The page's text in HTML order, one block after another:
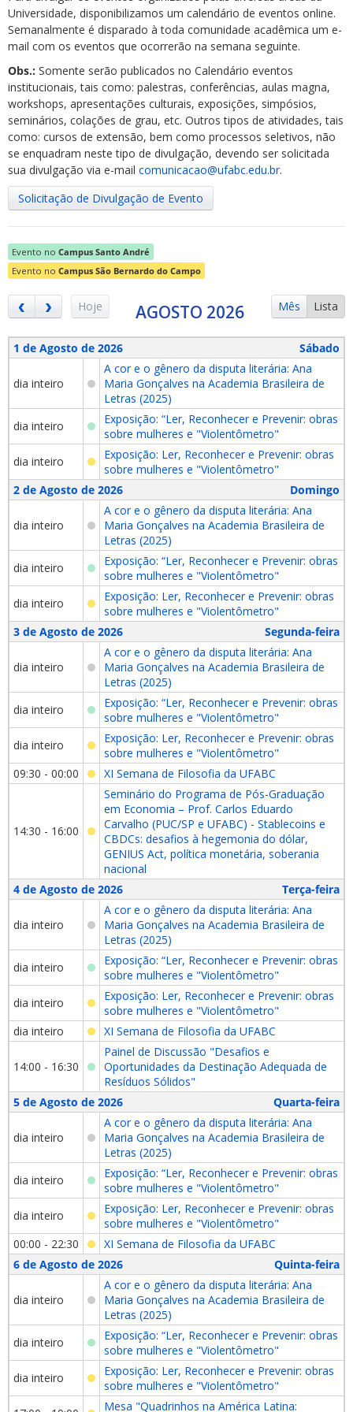
Universidade, disponibilizamos um calendário de eventos online.
Semanalmente é disparado à toda comunidade acadêmica um e-
mail com os eventos que ocorrerão na semana seguinte.
Obs.: Somente serão publicados no Calendário eventos
institucionais, tais como: palestras, conferências, aulas magna,
workshops, apresentações culturais, exposições, simpósios,
seminários, colações de grau, etc. Outros tipos de atividades, tais
como: cursos de extensão, bem como processos seletivos, não
se enquadram neste tipo de divulgação, devendo ser solicitada
sua divulgação via e-mail comunicacao@ufabc.edu.br.
Solicitação de Divulgação de Evento
Evento no Campus Santo André
Evento no Campus São Bernardo do Campo
Hoje Mês Lista
AGOSTO 2026
1 de Agosto de 2026 Sábado
dia inteiro
A cor e o gênero da disputa literária: Ana
Maria Gonçalves na Academia Brasileira de
Letras (2025)
dia inteiro
Exposição: “Ler, Reconhecer e Prevenir: obras
sobre mulheres e "Violentômetro"
dia inteiro
Exposição: Ler, Reconhecer e Prevenir: obras
sobre mulheres e "Violentômetro"
2 de Agosto de 2026
Domingo
dia inteiro
A cor e o gênero da disputa literária: Ana
Maria Gonçalves na Academia Brasileira de
Letras (2025)
dia inteiro
Exposição: “Ler, Reconhecer e Prevenir: obras
sobre mulheres e "Violentômetro"
dia inteiro
Exposição: Ler, Reconhecer e Prevenir: obras
sobre mulheres e "Violentômetro"
3 de Agosto de 2026
Segunda-feira
dia inteiro
A cor e o gênero da disputa literária: Ana
Maria Gonçalves na Academia Brasileira de
Letras (2025)
dia inteiro
Exposição: “Ler, Reconhecer e Prevenir: obras
sobre mulheres e "Violentômetro"
dia inteiro
Exposição: Ler, Reconhecer e Prevenir: obras
sobre mulheres e "Violentômetro"
09:30 - 00:00
XI Semana de Filosofia da UFABC
14:30 - 16:00
Seminário do Programa de Pós-Graduação
em Economia – Prof. Carlos Eduardo
Carvalho (PUC/SP e UFABC) - Stablecoins e
CBDCs: desafios à hegemonia do dólar,
GENIUS Act, política monetária, soberania
nacional
4 de Agosto de 2026
Terça-feira
dia inteiro
A cor e o gênero da disputa literária: Ana
Maria Gonçalves na Academia Brasileira de
Letras (2025)
dia inteiro
Exposição: “Ler, Reconhecer e Prevenir: obras
sobre mulheres e "Violentômetro"
dia inteiro
Exposição: Ler, Reconhecer e Prevenir: obras
sobre mulheres e "Violentômetro"
dia inteiro
XI Semana de Filosofia da UFABC
14:00 - 16:30
Painel de Discussão "Desafios e
Oportunidades da Destinação Adequada de
Resíduos Sólidos"
5 de Agosto de 2026
Quarta-feira
dia inteiro
A cor e o gênero da disputa literária: Ana
Maria Gonçalves na Academia Brasileira de
Letras (2025)
dia inteiro
Exposição: “Ler, Reconhecer e Prevenir: obras
sobre mulheres e "Violentômetro"
dia inteiro
Exposição: Ler, Reconhecer e Prevenir: obras
sobre mulheres e "Violentômetro"
00:00 - 22:30
XI Semana de Filosofia da UFABC
6 de Agosto de 2026
Quinta-feira
dia inteiro
A cor e o gênero da disputa literária: Ana
Maria Gonçalves na Academia Brasileira de
Letras (2025)
dia inteiro
Exposição: “Ler, Reconhecer e Prevenir: obras
sobre mulheres e "Violentômetro"
dia inteiro
Exposição: Ler, Reconhecer e Prevenir: obras
sobre mulheres e "Violentômetro"
Mesa "Quadrinhos na América Latina: